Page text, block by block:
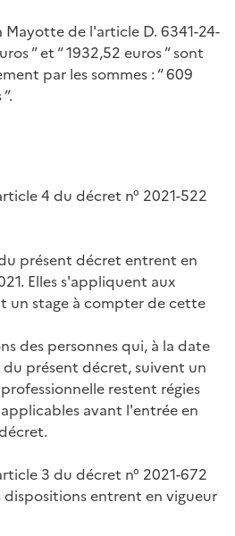
de l'article D. 6341-24-
” et “ 1932,52 euros ” sont
par les sommes : “ 609
4 du décret n° 2021-522
présent décret entrent en
Elles s'appliquent aux
un stage à compter de cette
des personnes qui, à la date
présent décret, suivent un
restent régies
avant l'entrée en
3 du décret n° 2021-672
dispositions entrent en vigueur